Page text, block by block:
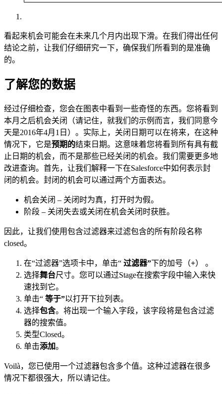
看起来机会可能会在未来几个月内出现下滑。在我们得出任何
结论之前，让我们仔细研究一下，确保我们所看到的是准确
的。
了解您的数据
经过仔细检查，您会在图表中看到一些奇怪的东西。您将看到
本月之后机会关闭（请记住，就我们的示例而言，我们同意今
天是2016年4月1日）。实际上，关闭日期可以在将来，在这种
情况下，它是预期的结束日期。这意味着您将看到所有具有截
止日期的机会，而不是那些已经关闭的机会。我们需要更多地
改进查询。首先，让我们解释一下在Salesforce中如何表示封
闭的机会。封闭的机会可以通过两个方面表达。
机会关闭 – 关闭时为真，打开时为假。
阶段 – 关闭失去或关闭在机会关闭时获胜。
因此，让我们使用包含过滤器来过滤包含的所有阶段名称
closed。
在“过滤器”选项卡中，单击“ 过滤器”下的加号（+） 。
选择舞台尺寸。您可以通过Stage在搜索字段中输入来快
速找到它。
单击“ 等于”以打开下拉列表。
选择包含。将出现一个输入字段，该字段将是包含过滤
器的搜索值。
类型Closed。
单击添加。
Voilà，您已使用一个过滤器包含多个值。这种过滤器在很多
情况下都很强大，所以请记住。